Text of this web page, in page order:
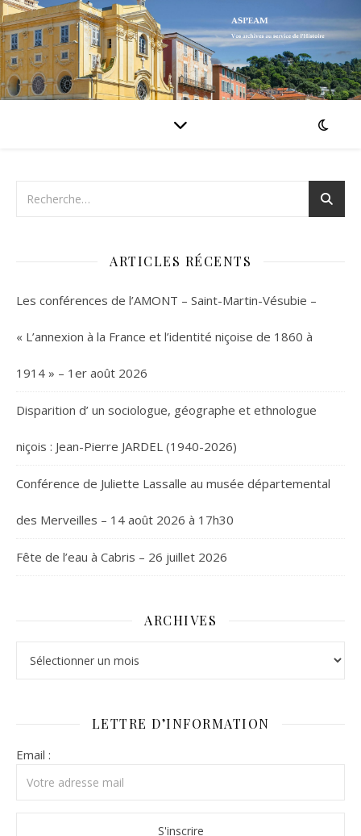
ARTICLES RÉCENTS
Les conférences de l’AMONT – Saint-Martin-Vésubie –
« L’annexion à la France et l’identité niçoise de 1860 à
1914 » – 1er août 2026
Disparition d’ un sociologue, géographe et ethnologue
niçois : Jean-Pierre JARDEL (1940-2026)
Conférence de Juliette Lassalle au musée départemental
des Merveilles – 14 août 2026 à 17h30
Fête de l’eau à Cabris – 26 juillet 2026
ARCHIVES
LETTRE D’INFORMATION
Email :